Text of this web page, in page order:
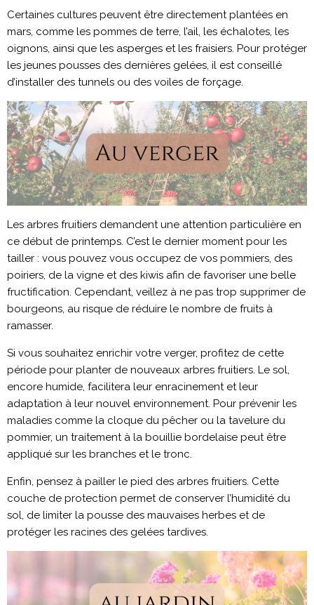
Certaines cultures peuvent être directement plantées en
mars, comme les pommes de terre, l’ail, les échalotes, les
oignons, ainsi que les asperges et les fraisiers. Pour protéger
les jeunes pousses des dernières gelées, il est conseillé
d’installer des tunnels ou des voiles de forçage.
Les arbres fruitiers demandent une attention particulière en
ce début de printemps. C’est le dernier moment pour les
tailler : vous pouvez vous occupez de vos pommiers, des
poiriers, de la vigne et des kiwis afin de favoriser une belle
fructification. Cependant, veillez à ne pas trop supprimer de
bourgeons, au risque de réduire le nombre de fruits à
ramasser.
Si vous souhaitez enrichir votre verger, profitez de cette
période pour planter de nouveaux arbres fruitiers. Le sol,
encore humide, facilitera leur enracinement et leur
adaptation à leur nouvel environnement. Pour prévenir les
maladies comme la cloque du pêcher ou la tavelure du
pommier, un traitement à la bouillie bordelaise peut être
appliqué sur les branches et le tronc.
Enfin, pensez à pailler le pied des arbres fruitiers. Cette
couche de protection permet de conserver l’humidité du
sol, de limiter la pousse des mauvaises herbes et de
protéger les racines des gelées tardives.